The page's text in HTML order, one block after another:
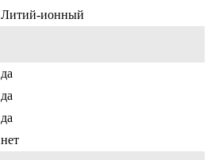
Литий-ионный
да
да
да
нет